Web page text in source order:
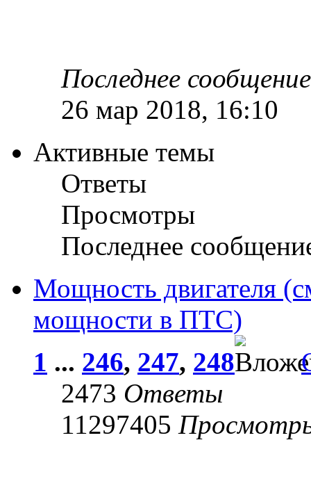
Последнее сообщение
26 мар 2018, 16:10
Активные темы
Ответы
Просмотры
Последнее
Мощность двигателя
мощности в ПТС)
1 ... 246, 247, 248
2473 Ответы
11297405